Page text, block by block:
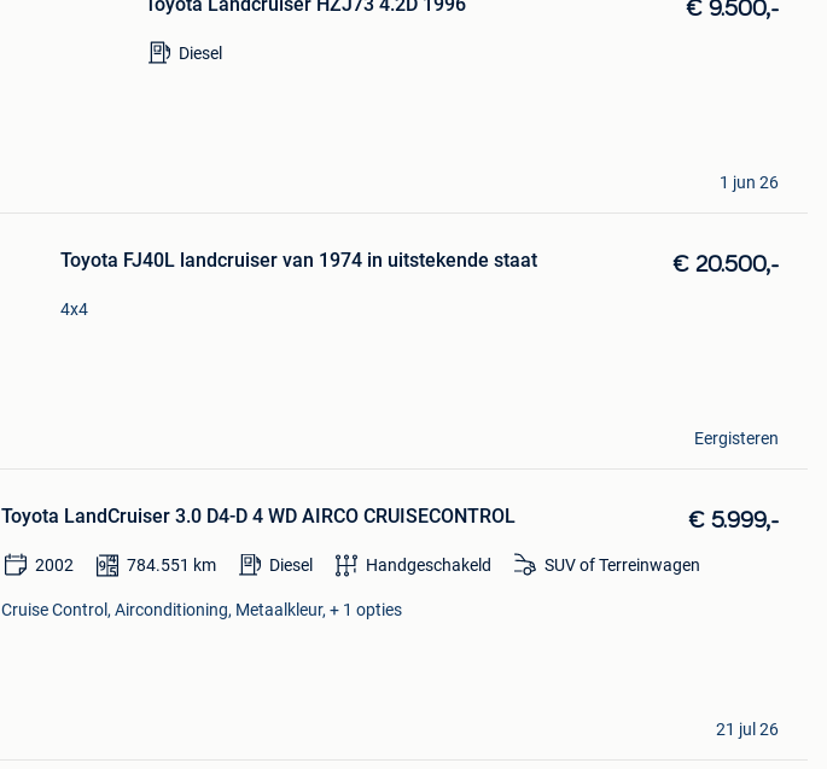
€ 9.500,-
Diesel
1 jun 26
Toyota FJ40L landcruiser van 1974 in uitstekende staat € 20.500,-
4x4
Eergisteren
Toyota LandCruiser 3.0 D4-D 4 WD AIRCO CRUISECONTROL € 5.999,-
2002 784.551 km Diesel Handgeschakeld SUV of Terreinwagen
Cruise Control, Airconditioning, Metaalkleur, + 1 opties
21 jul 26